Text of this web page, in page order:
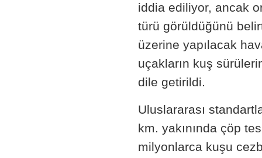
iddia ediliyor, ancak
türü görüldüğünü
üzerine yapılacak
uçakların kuş
dile getirildi.
Uluslararası
km. yakınında çöp
milyonlarca kuşu